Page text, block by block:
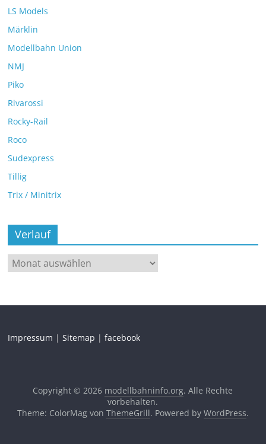
LS Models
Märklin
Modellbahn Union
NMJ
Piko
Rivarossi
Rocky-Rail
Roco
Sudexpress
Tillig
Trix / Minitrix
Verlauf
Impressum |Sitemap |facebook
Copyright © 2026 modellbahninfo.org. Alle Rechte
vorbehalten.
Theme: ColorMag von ThemeGrill. Powered by WordPress.